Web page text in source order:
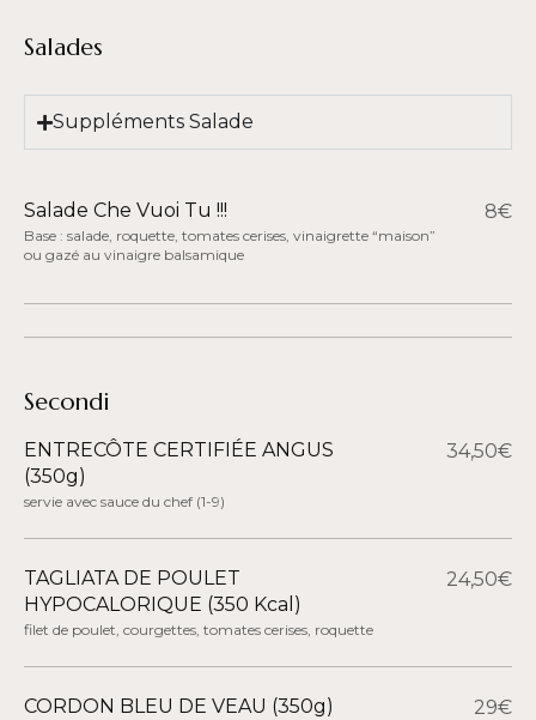
Salades
Suppléments Salade
Salade Che Vuoi Tu !!! 8€
Base : salade, roquette, tomates cerises, vinaigrette “maison”
ou gazé au vinaigre balsamique
Secondi
ENTRECÔTE CERTIFIÉE ANGUS
(350g)
34,50€
servie avec sauce du chef (1-9)
TAGLIATA DE POULET
HYPOCALORIQUE (350 Kcal)
24,50€
filet de poulet, courgettes, tomates cerises, roquette
CORDON BLEU DE VEAU (350g) 29€